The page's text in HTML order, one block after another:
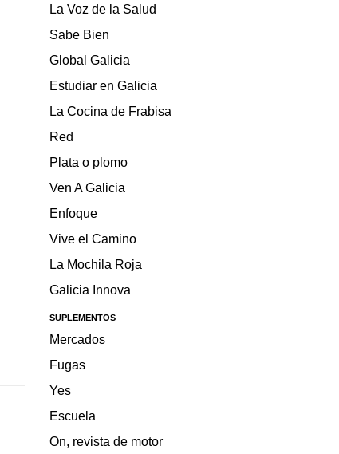
La Voz de la Salud
Sabe Bien
Global Galicia
Estudiar en Galicia
La Cocina de Frabisa
Red
Plata o plomo
Ven A Galicia
Enfoque
Vive el Camino
La Mochila Roja
Galicia Innova
SUPLEMENTOS
Mercados
Fugas
Yes
Escuela
On, revista de motor